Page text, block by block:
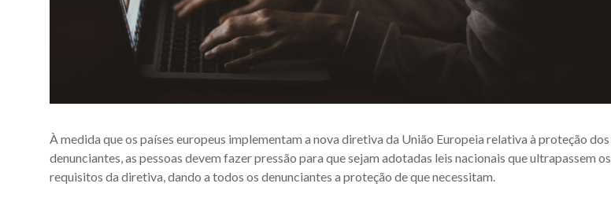
À medida que os países europeus implementam a nova diretiva da União Europeia relativa à proteção dos
denunciantes, as pessoas devem fazer pressão para que sejam adotadas leis nacionais que ultrapassem os
requisitos da diretiva, dando a todos os denunciantes a proteção de que necessitam.